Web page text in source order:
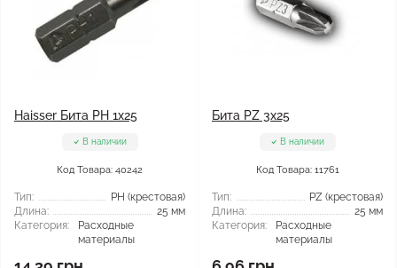
Haisser Бита PH 1x25
В наличии
Код Товара: 40242
Тип:
РН (крестовая)
Длина:
25 мм
Категория:
Расходные
материалы
Бита PZ 3x25
В наличии
Код Товара: 11761
Тип:
PZ (крестовая)
Длина:
25 мм
Категория:
Расходные
материалы